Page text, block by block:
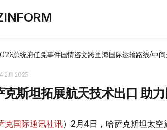
总统府任免事件国情咨文跨里海国际运输路线/中
2月 2025
克斯坦拓展航天技术出口 助
克国际通讯社讯）2月4日，哈萨克斯坦太